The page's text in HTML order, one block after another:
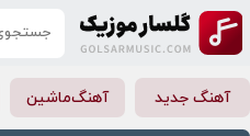
آهنگ جدید آهنگ‌ماشین